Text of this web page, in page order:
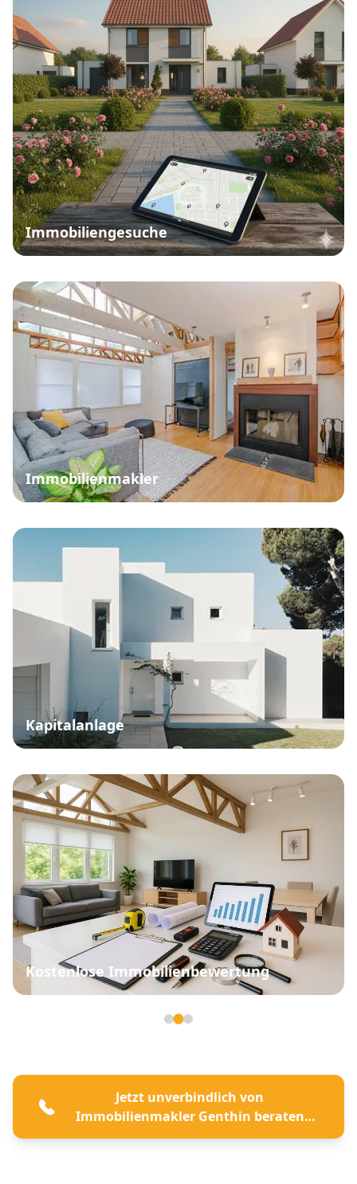
Immobiliengesuche
Immobilienmakler
Kapitalanlage
Kostenlose Immobilienbewertung
Jetzt unverbindlich von
Immobilienmakler Genthin beraten
lassen